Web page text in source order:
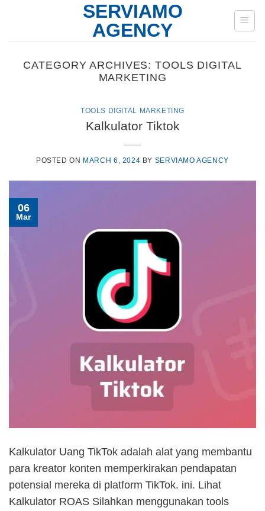
SERVIAMO
AGENCY
CATEGORY ARCHIVES:TOOLS DIGITAL
MARKETING
TOOLS DIGITAL MARKETING
Kalkulator Tiktok
POSTED ON MARCH 6, 2024 BY SERVIAMO AGENCY
06
Mar
Kalkulator Uang TikTok adalah alat yang membantu
para kreator konten memperkirakan pendapatan
potensial mereka di platform TikTok. ini. Lihat
Kalkulator ROAS Silahkan menggunakan tools